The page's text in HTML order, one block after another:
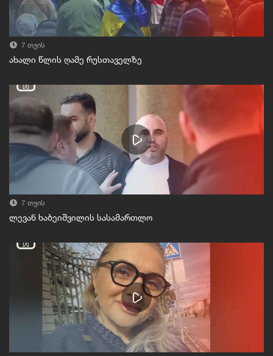
7 თვის
ახალი წლის ღამე რუსთაველზე
7 თვის
ლევან ხაბეიშვილის სასამართლო